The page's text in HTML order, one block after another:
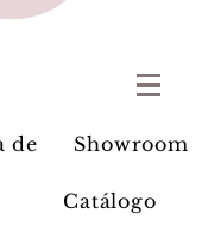
de Showroom
Catálogo